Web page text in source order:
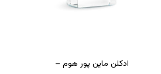
ادکلن ماین پور هوم –